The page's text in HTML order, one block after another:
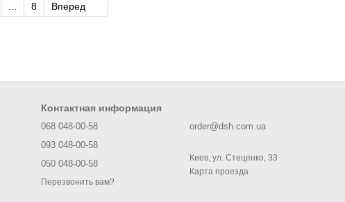
8 Вперед
Контактная информация
068 048-00-58
093 048-00-58
050 048-00-58
Перезвонить вам?
order@dsh.com.ua
Киев, ул. Стеценко, 33
Карта проезда